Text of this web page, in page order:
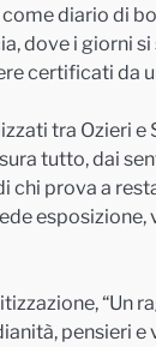
come diario di
dove i giorni
certificati da
tra Ozieri e
tutto, dai
chi prova a
esposizione,
“Un
pensieri e